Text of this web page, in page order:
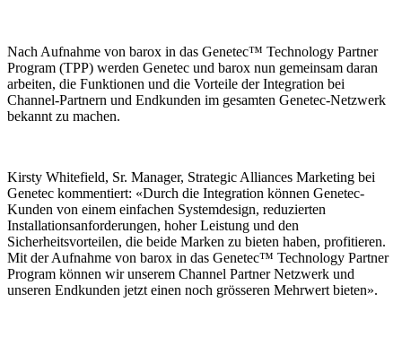
Nach Aufnahme von barox in das Genetec™ Technology Partner
Program (TPP) werden Genetec und barox nun gemeinsam daran
arbeiten, die Funktionen und die Vorteile der Integration bei
Channel-Partnern und Endkunden im gesamten Genetec-Netzwerk
bekannt zu machen.
Kirsty Whitefield, Sr. Manager, Strategic Alliances Marketing bei
Genetec kommentiert: «Durch die Integration können Genetec-
Kunden von einem einfachen Systemdesign, reduzierten
Installationsanforderungen, hoher Leistung und den
Sicherheitsvorteilen, die beide Marken zu bieten haben, profitieren.
Mit der Aufnahme von barox in das Genetec™ Technology Partner
Program können wir unserem Channel Partner Netzwerk und
unseren Endkunden jetzt einen noch grösseren Mehrwert bieten».